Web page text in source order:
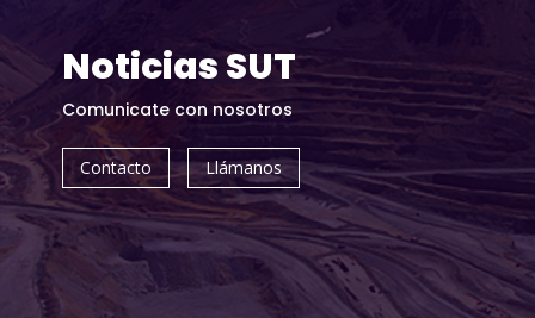
Noticias SUT
Comunicate con nosotros
Contacto Llámanos